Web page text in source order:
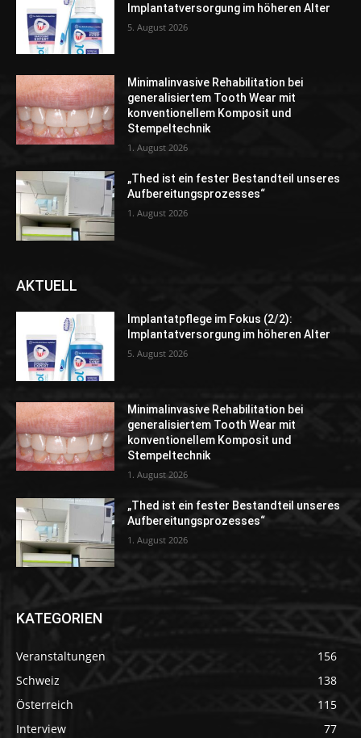
Implantatversorgung im höheren Alter
5. August 2026
Minimalinvasive Rehabilitation bei
generalisiertem Tooth Wear mit
konventionellem Komposit und
Stempeltechnik
1. August 2026
„Thed ist ein fester Bestandteil unseres
Aufbereitungsprozesses“
1. August 2026
AKTUELL
Implantatpflege im Fokus (2/2):
Implantatversorgung im höheren Alter
5. August 2026
Minimalinvasive Rehabilitation bei
generalisiertem Tooth Wear mit
konventionellem Komposit und
Stempeltechnik
1. August 2026
„Thed ist ein fester Bestandteil unseres
Aufbereitungsprozesses“
1. August 2026
KATEGORIEN
Veranstaltungen
156
Schweiz
138
Österreich
115
Interview
77